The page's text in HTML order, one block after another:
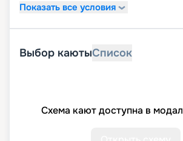
Показать все условия
Выбор каютыСписок
Схема кают доступна в